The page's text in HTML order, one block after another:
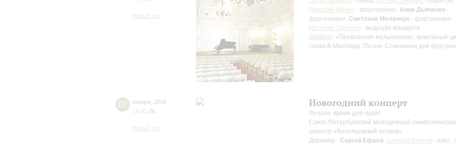
Малый зал
Дмитрий Мячин - фортепиано; Анна Дьяченко -
фортепиано; Светлана Меланчук - фортепиано
Наталия Энтелис - ведущая концерта
Шуберт: «Прекрасная мельничиха», вокальный
слова В.Мюллера, Песни, Сочинения для
07 января 2018
15:00 Вс
Малый зал
Новогодний концерт
Лучшее время для чудес
Санкт-Петербургский молодежный
оркестр «Васильевский остров»
Дирижер - Сергей Ефаев; Алексей Коптев - альт;